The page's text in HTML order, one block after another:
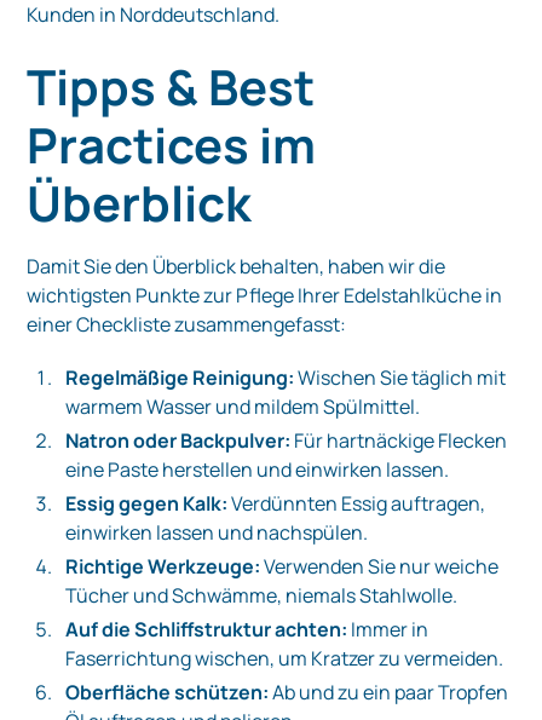
Kunden in Norddeutschland.
Tipps & Best
Practices im
Überblick
Damit Sie den Überblick behalten, haben wir die
wichtigsten Punkte zur Pflege Ihrer Edelstahlküche in
einer Checkliste zusammengefasst:
Regelmäßige Reinigung:Wischen Sie täglich mit
warmem Wasser und mildem Spülmittel.
Natron oder Backpulver: Für hartnäckige Flecken
eine Paste herstellen und einwirken lassen.
Essig gegen Kalk:Verdünnten Essig auftragen,
einwirken lassen und nachspülen.
Richtige Werkzeuge:Verwenden Sie nur weiche
Tücher und Schwämme, niemals Stahlwolle.
Auf die Schliffstruktur achten: Immer in
Faserrichtung wischen, um Kratzer zu vermeiden.
Oberfläche schützen:Ab und zu ein paar Tropfen